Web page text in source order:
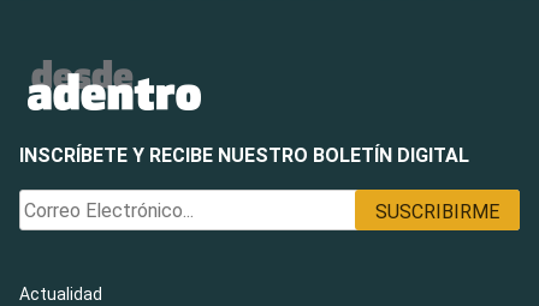
INSCRÍBETE Y RECIBE NUESTRO BOLETÍN DIGITAL
Actualidad